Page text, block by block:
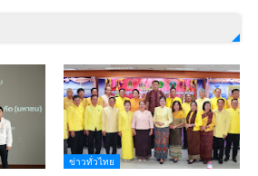
ข่าวทั่วไทย